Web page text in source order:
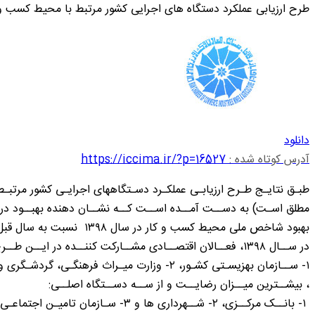
طرح ارزیابی عملکرد دستگاه های اجرایی کشور مرتبط با محیط کسب وکار
دانلود
آدرس کوتاه شده :https://iccima.ir/?p=16527
بهبود شاخص ملی محیط کسب و کار در سال ۱۳۹۸ نسبت به سال قبل آن، دور از انتظار هم نبوده است.
در ســال ۱۳۹۸، فعــالان اقتصــادی مشــارکت کننــده در ایــن طــرح، از سـه دســتگاه اصلـی:
۱- ســازمان بهزیسـتی کشـور، ۲- وزارت میـراث فرهنگـی، گردشـگری و صنایع دسـتی و ۳- سـازمان ملی اسـتاندارد ایــران
، بیشــترین میــزان رضایــت و از ســه دســتگاه اصلــی: